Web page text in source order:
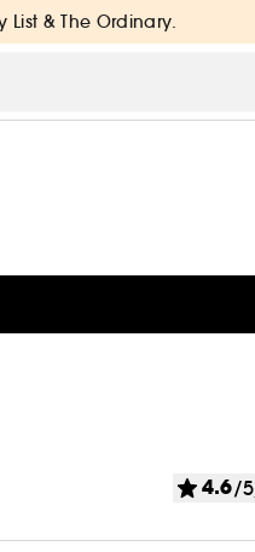
List & The Ordinary.
4.6/5